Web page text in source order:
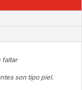
faltar
son tipo piel.